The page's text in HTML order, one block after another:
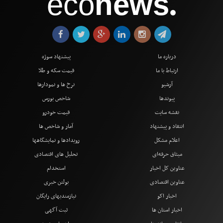
●
درباره ما
ارتباط با ما
آرشیو
پیوندها
نقشه سایت
انتقاد و پیشنهاد
اعلام مشکل
میثاق حرفه‌ای
پیشنهاد سوژه
قیمت سکه و طلا
نرخ ها و نمودارها
شاخص بورس
قیمت خودرو
آمار و شاخص ها
رویدادها و نمایشگاهها
تحلیل های اقتصادی
عناوین کل اخبار
عناوین اقتصادی
اخبار اکو
اخبار استان ها
استخدام
بولتن خبری
نیازمندیهای رایگان
ثبت آگهی